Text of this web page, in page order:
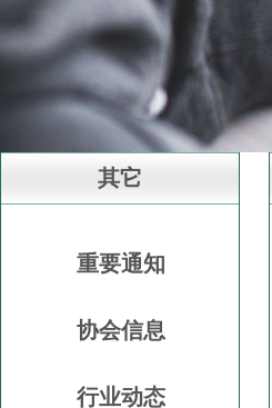
其它
重要通知
协会信息
行业动态